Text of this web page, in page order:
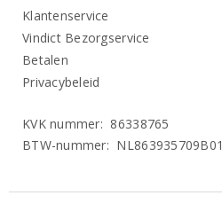
Klantenservice
Vindict Bezorgservice
Betalen
Privacybeleid
KVK nummer: 86338765
BTW-nummer: NL863935709B01